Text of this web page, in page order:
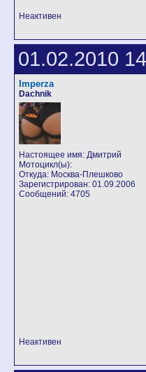
Неактивен
01.02.2010
Imperza
Dachnik
Настоящее имя: Дмитрий
Мотоцикл(ы):
Откуда: Москва-Плешково
Зарегистрирован: 01.09.2006
Сообщений: 4705
Неактивен